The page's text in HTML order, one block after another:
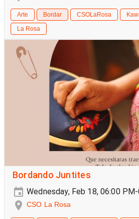
Arte Bordar CSOLaRosa
La Rosa
Bordando Juntites
Wednesday, Feb 18, 06:00
CSO La Rosa